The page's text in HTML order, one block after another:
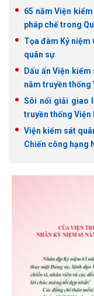
65 năm Viện
pháp chế trong
Tọa đàm Kỷ niệm
quân sự
Dấu ấn Viện
năm truyền thống
Sôi nổi giải giao
truyền thống Viện
Viện kiểm sát
Chiến công hạng